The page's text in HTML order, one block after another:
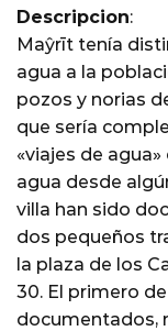
Descripcion:
Maŷrīt tenía
agua a la
pozos y norias
que sería
«viajes de
agua desde
villa han sido
dos pequeños
la plaza de los
30. El primero
documentados,